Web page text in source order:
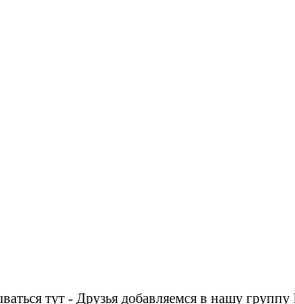
тут - Друзья добавляемся в нашу группу